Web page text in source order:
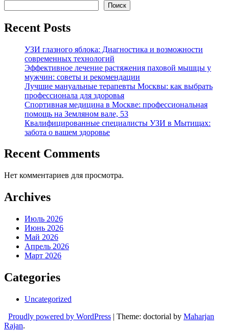
Поиск
Recent Posts
УЗИ глазного яблока: Диагностика и возможности
современных технологий
Эффективное лечение растяжения паховой мышцы у
мужчин: советы и рекомендации
Лучшие мануальные терапевты Москвы: как выбрать
профессионала для здоровья
Спортивная медицина в Москве: профессиональная
помощь на Земляном вале, 53
Квалифицированные специалисты УЗИ в Мытищах:
забота о вашем здоровье
Recent Comments
Нет комментариев для просмотра.
Archives
Июль 2026
Июнь 2026
Май 2026
Апрель 2026
Март 2026
Categories
Uncategorized
Proudly powered by WordPress | Theme: doctorial by Maharjan
Rajan.